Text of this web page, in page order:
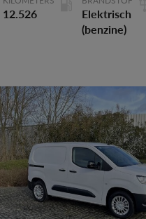
12.526
Elektrisch
(benzine)